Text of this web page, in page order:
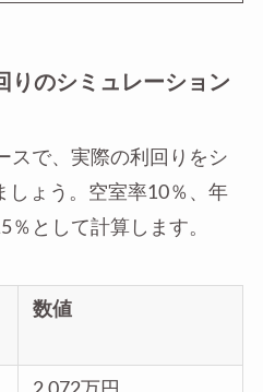
りのシミュレーション
スで、実際の利回りをシ
しょう。空室率10％、年
％として計算します。
数値